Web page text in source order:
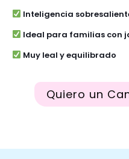
Inteligencia
Ideal para familias con
Muy leal y equilibrado
Quiero un